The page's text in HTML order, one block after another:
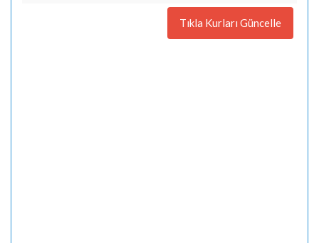
Tıkla Kurları Güncelle